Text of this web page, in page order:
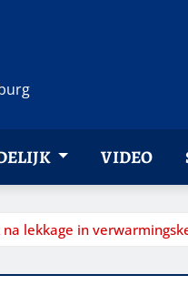
VIDEO
na lekkage in